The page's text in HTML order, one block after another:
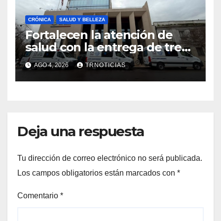
CRÓNICA SALUD Y BELLEZA
Fortalecen la atención de
salud con la entrega de tres
nuevas ambulancias para
Cauquenes y Sagrada Familia
AGO 4, 2026 TRNOTICIAS
Deja una respuesta
Tu dirección de correo electrónico no será publicada.
Los campos obligatorios están marcados con *
Comentario *